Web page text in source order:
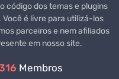
código dos temas e plugins
é livre para utilizá-los
parceiros e nem afiliados
em nosso site.
Membros